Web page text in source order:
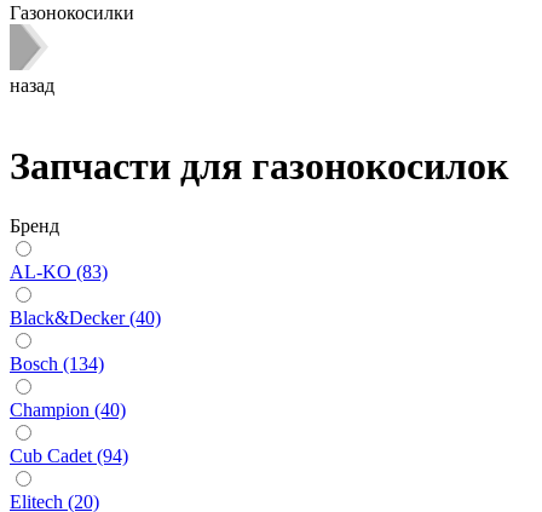
Газонокосилки
назад
Запчасти для газонокосилок
Бренд
AL-KO (83)
Black&Decker (40)
Bosch (134)
Champion (40)
Cub Cadet (94)
Elitech (20)